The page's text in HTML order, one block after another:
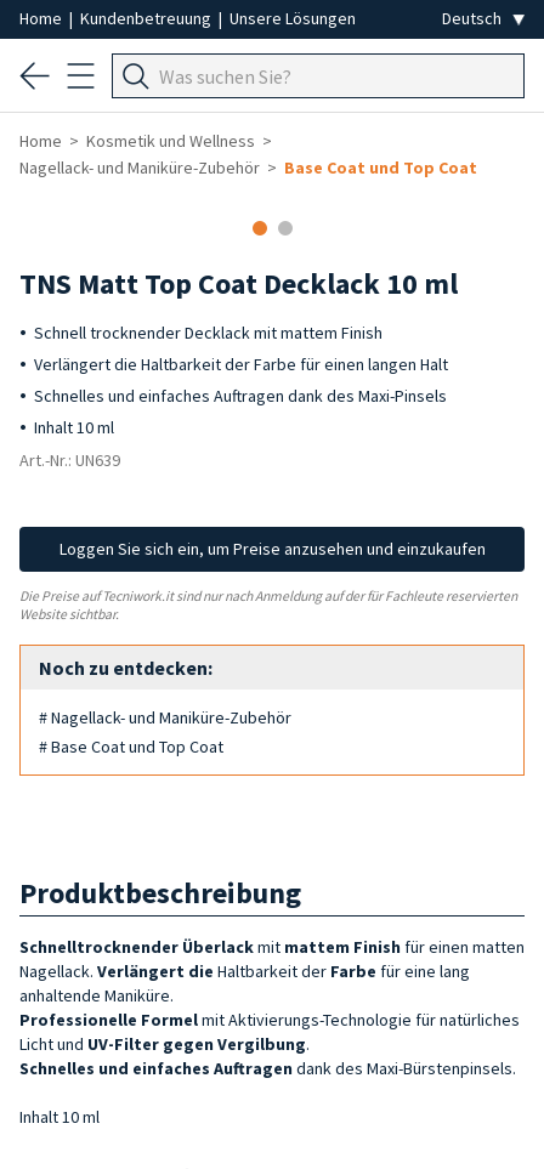
Home | Kundenbetreuung | Unsere Lösungen
Home
Kosmetik und Wellness
Nagellack- und Maniküre-Zubehör
Base Coat und Top Coat
TNS Matt Top Coat Decklack 10 ml
Schnell trocknender Decklack mit mattem Finish
Verlängert die Haltbarkeit der Farbe für einen langen Halt
Schnelles und einfaches Auftragen dank des Maxi-Pinsels
Inhalt 10 ml
Art.-Nr.: UN639
Loggen Sie sich ein, um Preise anzusehen und einzukaufen
Die Preise auf Tecniwork.it sind nur nach Anmeldung auf der für Fachleute reservierten
Website sichtbar.
Noch zu entdecken:
# Nagellack- und Maniküre-Zubehör
# Base Coat und Top Coat
Produktbeschreibung
Schnelltrocknender Überlackmit mattem Finish für einen matten
Nagellack. Verlängert die Haltbarkeit der Farbe für eine lang
anhaltende Maniküre.
Professionelle Formelmit Aktivierungs-Technologie für natürliches
Licht und UV-Filter gegen Vergilbung.
Schnelles und einfaches Auftragen dank des Maxi-Bürstenpinsels.
Inhalt 10 ml